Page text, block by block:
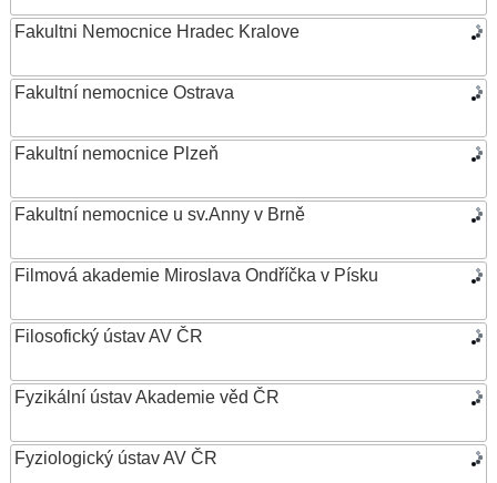
Fakultni Nemocnice Hradec Kralove
Fakultní nemocnice Ostrava
Fakultní nemocnice Plzeň
Fakultní nemocnice u sv.Anny v Brně
Filmová akademie Miroslava Ondříčka v Písku
Filosofický ústav AV ČR
Fyzikální ústav Akademie věd ČR
Fyziologický ústav AV ČR